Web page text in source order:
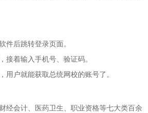
件后跳转登录页面。
接着输入手机号、验证码。
用户就能获取总统网校的账号了。
经会计、医药卫生、职业资格等七大类百余